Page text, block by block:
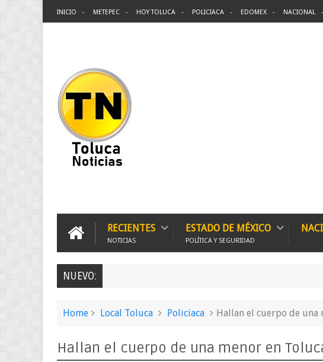
INICIO METEPEC HOY TOLUCA POLICIACA EDOMEX NACIONAL
RECIENTES
NOTICIAS
ESTADO DE MÉXICO
POLÍTICA Y SEGURIDAD
NUEVO:
Home Local Toluca Policiaca Hallan el cuerpo de una
Hallan el cuerpo de una menor en